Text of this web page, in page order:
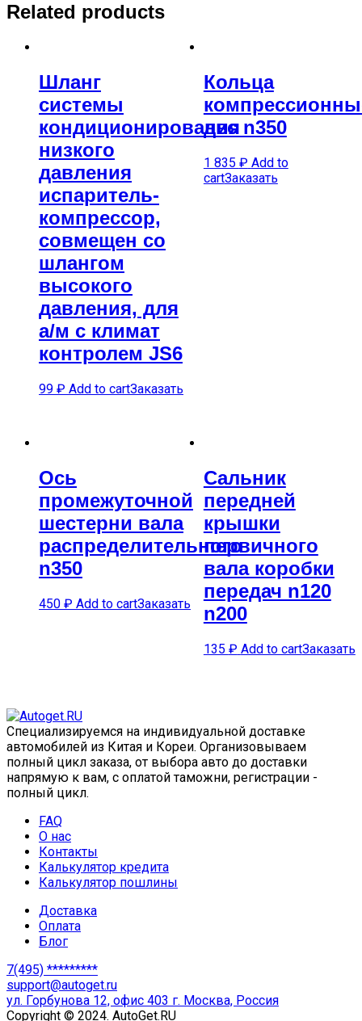
Related products
Шланг
системы
кондиционирования
низкого
давления
испаритель-
компрессор,
совмещен со
шлангом
высокого
давления, для
а/м с климат
контролем JS6
99 ₽ Add to cartЗаказать
Кольца
двс n350
1 835 ₽ Add to
cartЗаказать
Ось
промежуточной
шестерни вала
распределительного
n350
450 ₽ Add to cartЗаказать
Сальник
передней
крышки
первичного
вала коробки
передач n120
n200
135 ₽ Add to cartЗаказать
Специализируемся на индивидуальной доставке
автомобилей из Китая и Кореи. Организовываем
полный цикл заказа, от выбора авто до доставки
напрямую к вам, с оплатой таможни, регистрации -
полный цикл.
FAQ
О нас
Контакты
Калькулятор кредита
Калькулятор пошлины
Доставка
Оплата
Блог
7(495) *********
support@autoget.ru
ул. Горбунова 12, офис 403 г. Москва, Россия
Copyright © 2024. AutoGet.RU